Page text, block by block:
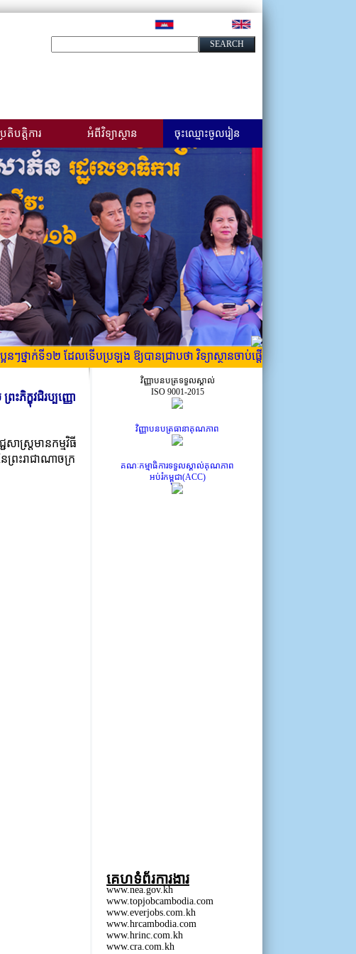
តិបត្តិការ អំពីវិទ្យាស្ថាន ចុះឈ្មោះចូលរៀន
ាក់ទី១២ ដែលទើបប្រឡង ឱ្យបានជ្រាបថា វិទ្យាស្ថានចាប់ផ្តើមចុះឈ្មោះចូលរៀនឆ្នាំសិ
ះភិក្ខុវជិរប្បញ្ញោ
ាស្រ្តមានកម្មវិធី
រះរាជាណាចក្រ
វិញ្ញាបនបត្រទទួលស្គាល់
ISO 9001-2015
វិញ្ញាបនបត្រធានាគុណភាព
គណៈកម្មាធិការទទួលស្គាល់គុណភាព
អប់រំកម្ពុជា(ACC)
គេហទំព័រការងារ
www.nea.gov.kh
www.topjobcambodia.com
www.everjobs.com.kh
www.hrcambodia.com
www.hrinc.com.kh
www.cra.com.kh